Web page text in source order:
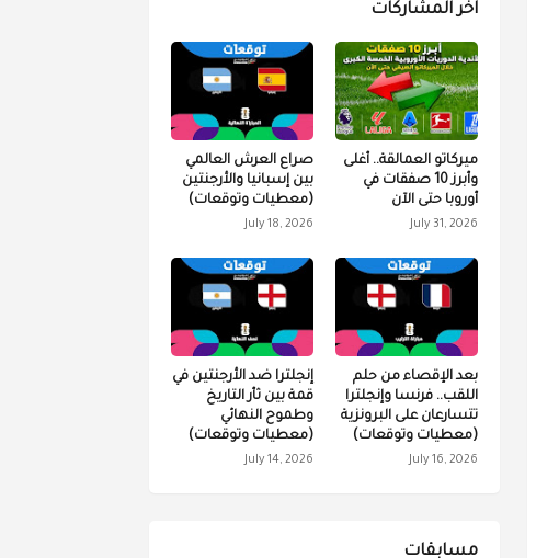
آخر المشاركات
ميركاتو العمالقة.. أغلى
وأبرز 10 صفقات في
أوروبا حتى الآن
July 31, 2026
صراع العرش العالمي
بين إسبانيا والأرجنتين
(معطيات وتوقعات)
July 18, 2026
بعد الإقصاء من حلم
اللقب.. فرنسا وإنجلترا
تتسارعان على البرونزية
(معطيات وتوقعات)
July 16, 2026
إنجلترا ضد الأرجنتين في
قمة بين ثأر التاريخ
وطموح النهائي
(معطيات وتوقعات)
July 14, 2026
مسابقات